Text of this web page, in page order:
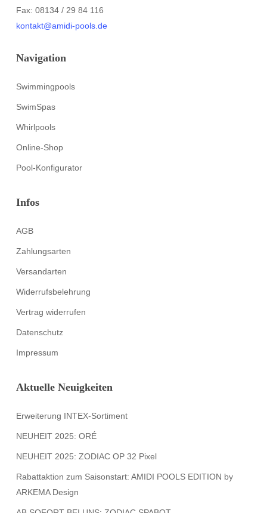
Fax: 08134 / 29 84 116
kontakt@amidi-pools.de
Navigation
Swimmingpools
SwimSpas
Whirlpools
Online-Shop
Pool-Konfigurator
Infos
AGB
Zahlungsarten
Versandarten
Widerrufsbelehrung
Vertrag widerrufen
Datenschutz
Impressum
Aktuelle Neuigkeiten
Erweiterung INTEX-Sortiment
NEUHEIT 2025: ORÉ
NEUHEIT 2025: ZODIAC OP 32 Pixel
Rabattaktion zum Saisonstart: AMIDI POOLS EDITION by
ARKEMA Design